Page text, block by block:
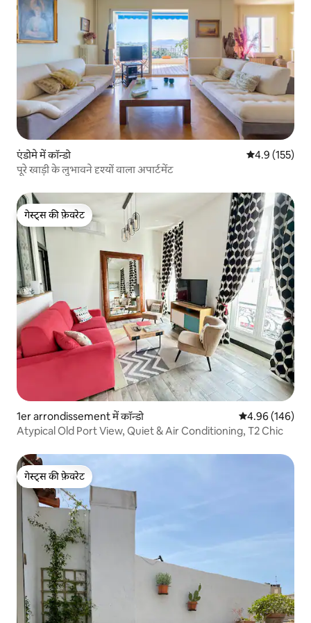
एंडोमे में कॉन्डो औसत रेटिंग 5 में
4.9 (155)
पूरे खाड़ी के लुभावने दृश्यों वाला अपार्टमेंट
गेस्ट्स की फ़ेवरेट
गेस्ट्स की फ़ेवरेट
1er arrondissement में कॉन्डो औसत रेटिंग 5 में से
4.96 (146)
Atypical Old Port View, Quiet & Air Conditioning, T2 Chic
गेस्ट्स की फ़ेवरेट
गेस्ट्स की फ़ेवरेट